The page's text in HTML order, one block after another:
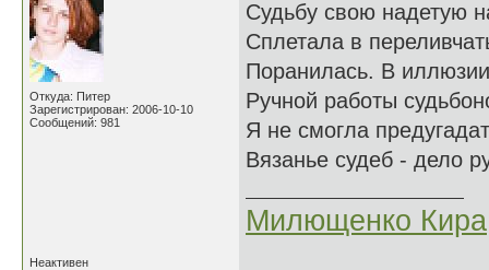
Откуда: Питер
Зарегистрирован: 2006-10-10
Сообщений: 981
Судьбу свою надетую
Сплетала в
Поранилась. В
Ручной работы
Я не смогла
Вязанье судеб - дело
Милющенко Кира
Неактивен